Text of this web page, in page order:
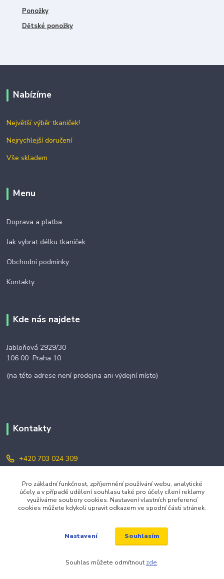
Ponožky
Dětské ponožky
Nabízíme
Největší výběr tkaniček!
Nejrychlejší doručení
Vše skladem
Menu
Doprava a platba
Jak vybrat délku tkaniček
Obchodní podmínky
Kontakty
Kde nás najdete
Jabloňová 2929/30
106 00 Praha 10
(na této adrese není prodejna ani výdejní místo)
Kontakty
+420 703 024 309
objednavky@zavazuj.cz
Pro základní funkčnost, zpříjemnění používání webu, analytické
účely a v případě udělení souhlasu také pro účely cílení reklamy
využíváme soubory cookies. Nastavení vlastních preferencí
cookies můžete kdykoli upravit odkazem ve spodní části stránek.
Nastavení Souhlasím
Souhlas můžete odmítnout zde.